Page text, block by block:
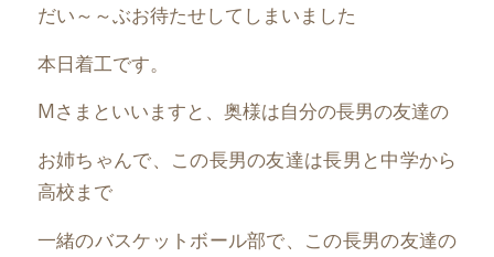
だい～～ぶお待たせしてしまいました
本日着工です。
Mさまといいますと、奥様は自分の長男の友達の
お姉ちゃんで、この長男の友達は長男と中学から
高校まで
一緒のバスケットボール部で、この長男の友達の